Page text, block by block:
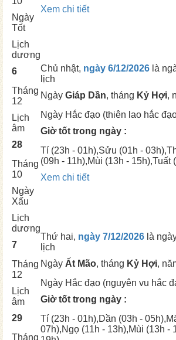
Ngày
Tốt
Xem chi tiết
Lịch
dương
6
Tháng
12
Lịch
âm
28
Tháng
10
Ngày
Xấu
Chủ nhật, ngày 6/12/2026 là
lịch
Ngày Giáp Dần, tháng Kỷ Hợi,
Ngày Hắc đạo (thiên lao hắc
Giờ tốt trong ngày :
Tí (23h - 01h),Sửu (01h - 03h),
(09h - 11h),Mùi (13h - 15h),Tuất
Xem chi tiết
Lịch
dương
7
Tháng
12
Lịch
âm
29
Tháng
Thứ hai, ngày 7/12/2026 là
lịch
Ngày Ất Mão, tháng Kỷ Hợi,
Ngày Hắc đạo (nguyên vu hắc
Giờ tốt trong ngày :
Tí (23h - 01h),Dần (03h - 05h),
07h),Ngọ (11h - 13h),Mùi (13h -